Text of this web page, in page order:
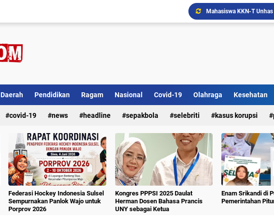
Daerah Pendidikan Ragam Nasional Covid-19 Olahraga Kesehatan
covid-19 news headline sepakbola selebriti kasus korupsi
Federasi Hockey Indonesia Sulsel
Sempurnakan Panlok Wajo untuk
Porprov 2026
Kongres PPPSI 2025 Daulat
Herman Dosen Bahasa Prancis
UNY sebagai Ketua
Enam Srikandi di
Pemerintahan